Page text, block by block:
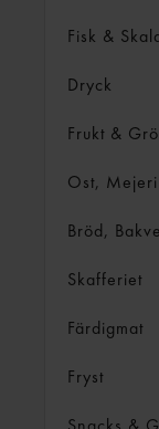
Fisk &
Dryck
Frukt &
Ost,
Bröd,
Skafferiet
Färdigmat
Fryst